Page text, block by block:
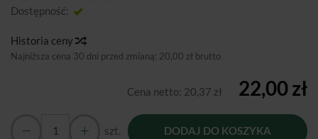
Dostępność:
Historia ceny
Najniższa cena 30 dni przed zmianą: 20,00 zł brutto
Cena netto: 20,37 zł 22,00 zł
szt. DODAJ DO KOSZYKA